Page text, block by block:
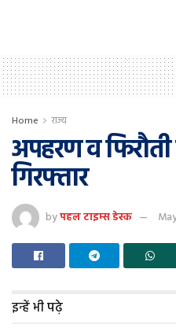
Home राज्य
अपहरण व
गिरफ्तार
byपहल टाइम्स डेस्क
इन्हें भी पढ़े